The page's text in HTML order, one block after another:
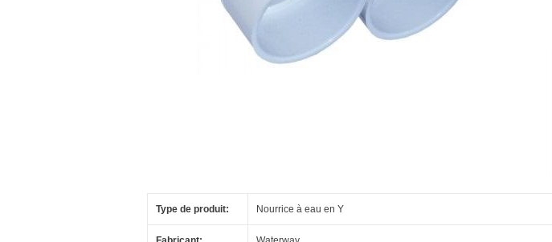
Type de produit: Nourrice à eau en Y